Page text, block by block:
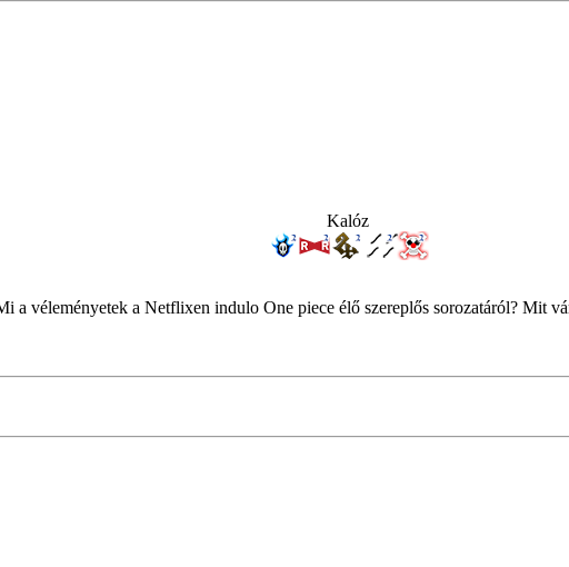
Kalóz
a véleményetek a Netflixen indulo One piece élő szereplős sorozatáról? Mit